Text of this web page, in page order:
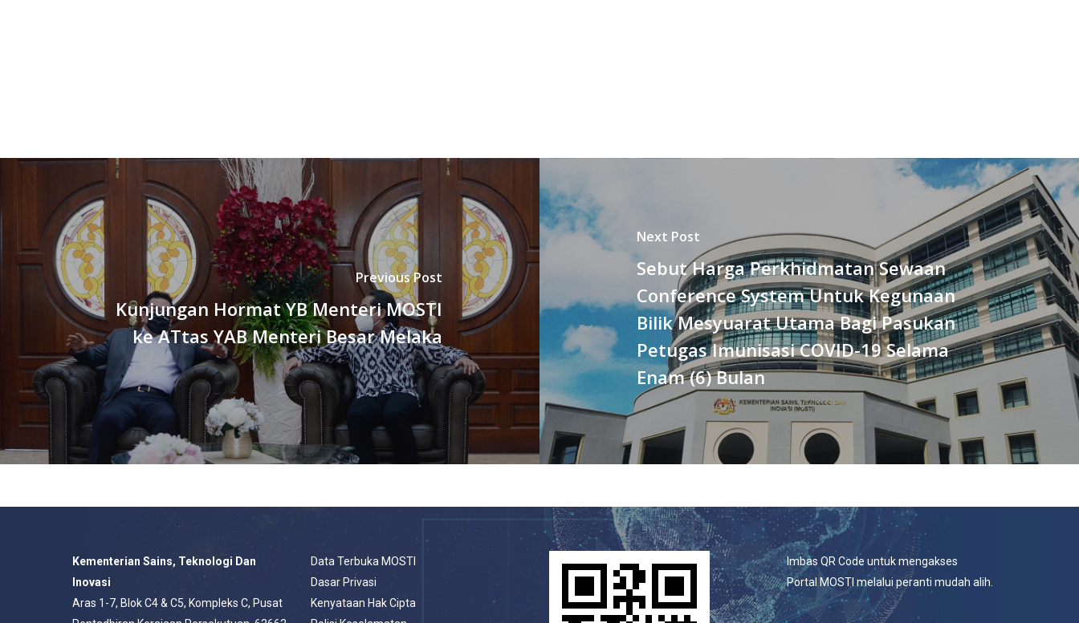
Previous Post
Kunjungan Hormat YB Menteri MOSTI
ke ATtas YAB Menteri Besar Melaka
Next Post
Sebut Harga Perkhidmatan Sewaan
Conference System Untuk Kegunaan
Bilik Mesyuarat Utama Bagi Pasukan
Petugas Imunisasi COVID-19 Selama
Enam (6) Bulan
Kementerian Sains, Teknologi Dan
Inovasi
Aras 1-7, Blok C4 & C5, Kompleks C, Pusat
Data Terbuka MOSTI
Dasar Privasi
Kenyataan Hak Cipta
Imbas QR Code untuk mengakses
Portal MOSTI melalui peranti mudah alih.